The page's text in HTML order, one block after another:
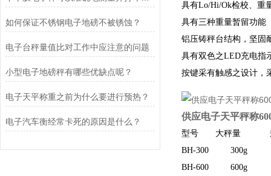
如何保证不锈钢电子地磅不被锈蚀？
电子台秤量值比对工作中应注意的问题
小型电子地磅秤有哪些优缺点呢？
电子天平称重之前为什么要进行预热？
电子汽车衡经常卡死的原因是什么？
具有Lo/Hi/Ok检校、重
具有三种重量暂留功能
铝压铸秤台结构，坚固
具有双色之LED充电指
按键采有触感之设计，
供应电子天平秤称
型号 大秤量
BH-300 300g
BH-600 600g